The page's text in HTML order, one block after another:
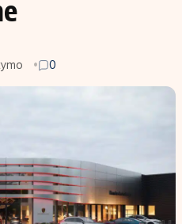
Indėlių skaičiuoklė
Būsto finansai
Įdomios naujienos
0